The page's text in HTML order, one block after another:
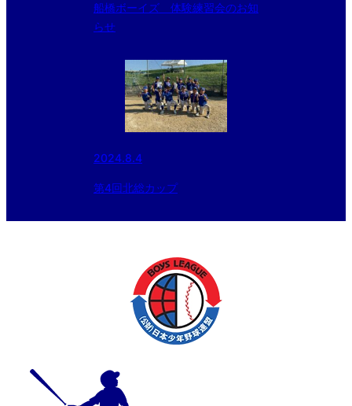
船橋ボーイズ 体験練習会のお知
らせ
2024.8.4
第4回北総カップ